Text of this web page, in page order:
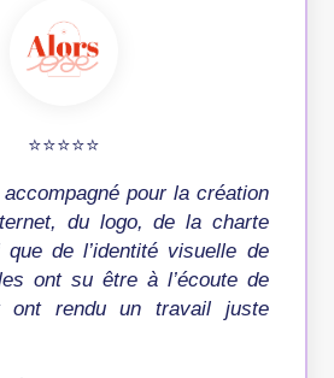
⭐️⭐️⭐️⭐️⭐️
accompagné pour la création
du logo, de la charte
que de l’identité visuelle de
ont su être à l’écoute de
ont rendu un travail juste